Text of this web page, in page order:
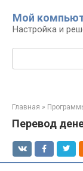
контенту
Мой
Настройка и
Поиск:
Главная »
Перевод